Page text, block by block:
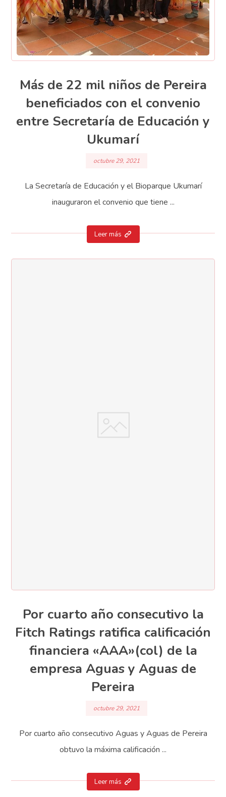
Más de 22 mil niños de Pereira
beneficiados con el convenio
entre Secretaría de Educación y
Ukumarí
octubre 29, 2021
La Secretaría de Educación y el Bioparque Ukumarí
inauguraron el convenio que tiene ...
Leer más
Por cuarto año consecutivo la
Fitch Ratings ratifica calificación
financiera «AAA»(col) de la
empresa Aguas y Aguas de
Pereira
octubre 29, 2021
Por cuarto año consecutivo Aguas y Aguas de Pereira
obtuvo la máxima calificación ...
Leer más